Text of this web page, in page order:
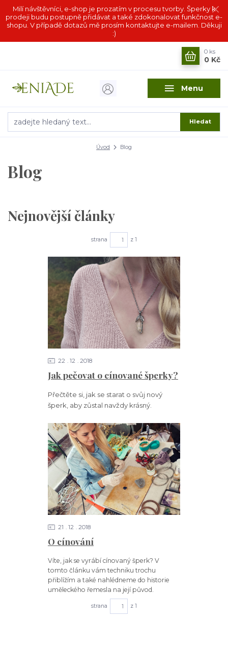
Milí návštěvníci, e-shop je prozatím v procesu tvorby. Šperky k
prodeji budu postupně přidávat a také zdokonalovat funkčnost e-
shopu. V případě dotazů mě prosím kontaktujte e-mailem. Děkuji
:)
Menu
Hledat
0 ks
0 Kč
Úvod Blog
Blog
Nejnovější články
strana z 1
Jak pečovat o cínované šperky?
22 12 2018
Přečtěte si, jak se starat o svůj nový
šperk, aby zůstal navždy krásný.
O cínování
21 12 2018
Víte, jak se vyrábí cínovaný šperk? V
tomto článku vám techniku trochu
přiblížím a také nahlédneme do historie
uměleckého řemesla na její původ.
strana z 1